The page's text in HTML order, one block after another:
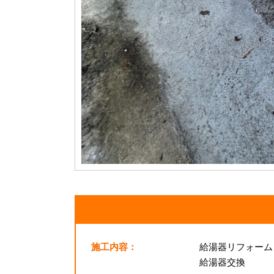
施工内容：
給湯器リフォーム
給湯器交換